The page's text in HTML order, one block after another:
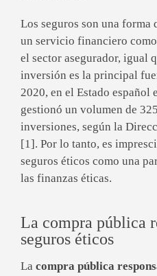
Los seguros son una
un servicio financiero
el sector asegurador, igual
inversión es la principal
2020, en el Estado español
gestionó un volumen de
inversiones, según la
[1]. Por lo tanto, es
seguros éticos como una
las finanzas éticas.
La compra pública
seguros éticos
La compra pública